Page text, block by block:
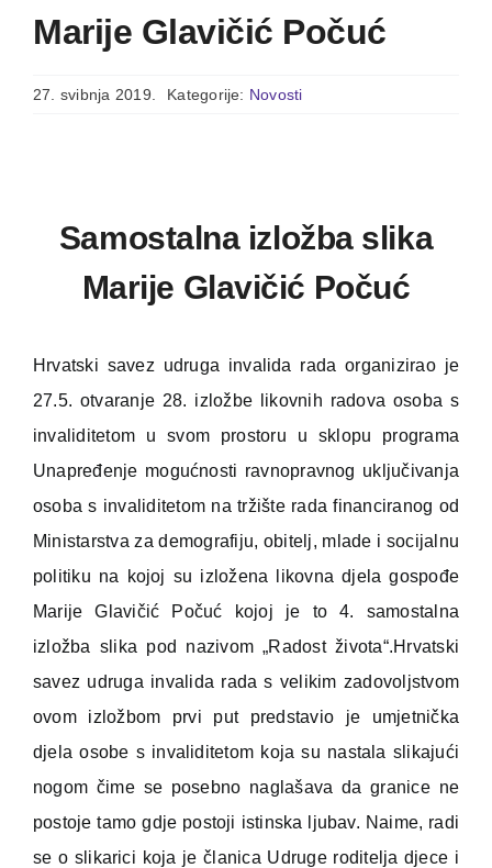
Marije Glavičić Počuć
27. svibnja 2019. Kategorije: Novosti
Samostalna izložba slika
Marije Glavičić Počuć
Hrvatski savez udruga invalida rada organizirao je
27.5. otvaranje 28. izložbe likovnih radova osoba s
invaliditetom u svom prostoru u sklopu programa
Unapređenje mogućnosti ravnopravnog uključivanja
osoba s invaliditetom na tržište rada financiranog od
Ministarstva za demografiju, obitelj, mlade i socijalnu
politiku na kojoj su izložena likovna djela gospođe
Marije Glavičić Počuć kojoj je to 4. samostalna
izložba slika pod nazivom „Radost života“.Hrvatski
savez udruga invalida rada s velikim zadovoljstvom
ovom izložbom prvi put predstavio je umjetnička
djela osobe s invaliditetom koja su nastala slikajući
nogom čime se posebno naglašava da granice ne
postoje tamo gdje postoji istinska ljubav. Naime, radi
se o slikarici koja je članica Udruge roditelja djece i